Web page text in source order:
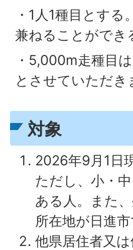
・1人1種目とす
兼ねることができ
・5,000m走種目
とさせていただき
対象
2026年9月1日
ただし、小・
ある人。また
所在地が日進市
他県居住者又